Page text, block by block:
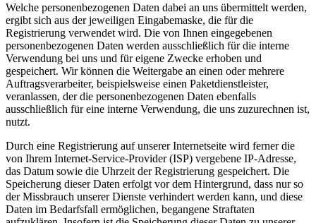
Welche personenbezogenen Daten dabei an uns übermittelt werden,
ergibt sich aus der jeweiligen Eingabemaske, die für die
Registrierung verwendet wird. Die von Ihnen eingegebenen
personenbezogenen Daten werden ausschließlich für die interne
Verwendung bei uns und für eigene Zwecke erhoben und
gespeichert. Wir können die Weitergabe an einen oder mehrere
Auftragsverarbeiter, beispielsweise einen Paketdienstleister,
veranlassen, der die personenbezogenen Daten ebenfalls
ausschließlich für eine interne Verwendung, die uns zuzurechnen ist,
nutzt.
Durch eine Registrierung auf unserer Internetseite wird ferner die
von Ihrem Internet-Service-Provider (ISP) vergebene IP-Adresse,
das Datum sowie die Uhrzeit der Registrierung gespeichert. Die
Speicherung dieser Daten erfolgt vor dem Hintergrund, dass nur so
der Missbrauch unserer Dienste verhindert werden kann, und diese
Daten im Bedarfsfall ermöglichen, begangene Straftaten